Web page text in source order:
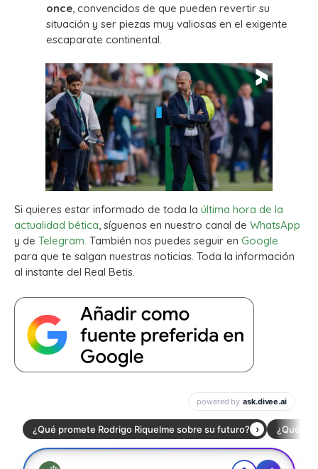
once, convencidos de que pueden revertir su
situación y ser piezas muy valiosas en el exigente
escaparate continental.
Si quieres estar informado de toda la última hora de la
actualidad bética, síguenos en nuestro canal de WhatsApp
y de Telegram. También nos puedes seguir en Google
para que te salgan nuestras noticias. Toda la información
al instante del Real Betis.